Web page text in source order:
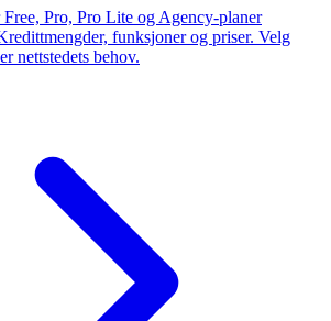
Free, Pro, Pro Lite og Agency-planer
funksjoner og priser. Velg
nettstedets behov.